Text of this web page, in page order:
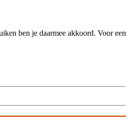
ben je daarmee akkoord. Voor